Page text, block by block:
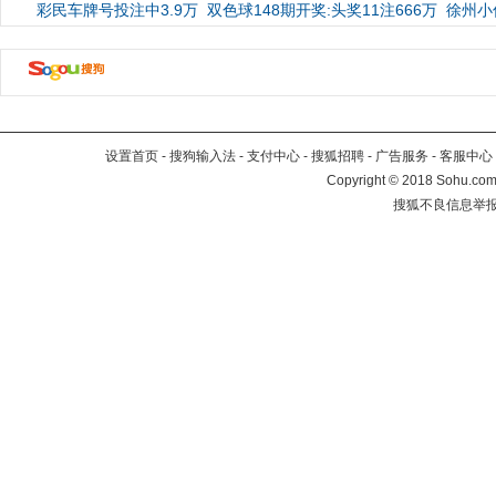
彩民车牌号投注中3.9万 双色球148期开奖:头奖11注666万 徐州
设置首页 - 搜狗输入法 - 支付中心 - 搜狐招聘 - 广告服务 - 客服中心
Copyright©2018
搜狐不良信息举